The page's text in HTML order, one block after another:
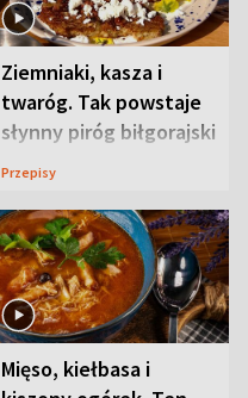
Ziemniaki, kasza i
twaróg. Tak powstaje
słynny piróg biłgorajski
Przepisy
Mięso, kiełbasa i